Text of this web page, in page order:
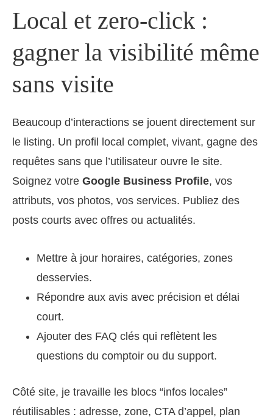
Local et zero‑click :
gagner la visibilité même
sans visite
Beaucoup d’interactions se jouent directement sur
le listing. Un profil local complet, vivant, gagne des
requêtes sans que l’utilisateur ouvre le site.
Soignez votre Google Business Profile, vos
attributs, vos photos, vos services. Publiez des
posts courts avec offres ou actualités.
Mettre à jour horaires, catégories, zones
desservies.
Répondre aux avis avec précision et délai
court.
Ajouter des FAQ clés qui reflètent les
questions du comptoir ou du support.
Côté site, je travaille les blocs “infos locales”
réutilisables : adresse, zone, CTA d’appel, plan